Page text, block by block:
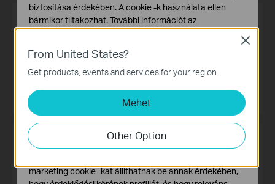
TP-Link szimulátorok
From United States?
Get products, events and services for your region.
Mehet
Other Option
Close
biztosítása érdekében. A cookie -k használata ellen
bármikor tiltakozhat. További információt az
Alap Cookie-k
Ezek a cookie -k a webhely működéséhez szükségesek,
és nem tilthatók le a rendszereiben.
Marketing és Elemző Cookie-k
Az elemző cookie -k lehetővé teszik számunkra, hogy
elemezzük weboldalunkon végzett tevékenységeit, hogy
javítsuk és módosítsuk webhelyünk működését.
marketing cookie -kat állíthatnak be annak érdekében,